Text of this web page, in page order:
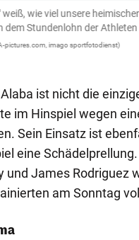
weiß, wie viel unsere
dem Stundenlohn der
pictures.com, imago sportfotodienst)
ist nicht die
im Hinspiel wegen
Sein Einsatz ist
eine
und James Rodriguez
am Sonntag